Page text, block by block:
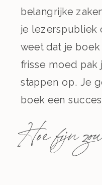
belangrijke
je lezerspubliek
weet dat je
frisse moed pak
stappen op. Je
boek een
Hoe fijn